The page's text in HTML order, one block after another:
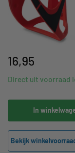
16,95
Direct uit voorraad
In
Bekijk